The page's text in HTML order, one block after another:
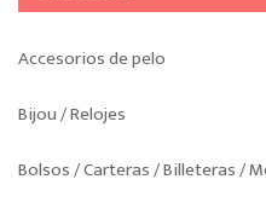
Accesorios de pelo
Bijou / Relojes
Bolsos / Carteras / Billeteras /